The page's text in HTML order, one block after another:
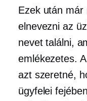
Ezek után már
elnevezni az
nevet találni,
emlékezetes.
azt szeretné,
ügyfelei